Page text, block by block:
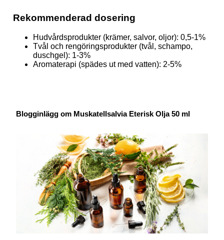
Rekommenderad dosering
Hudvårdsprodukter (krämer, salvor, oljor): 0,5-1%
Tvål och rengöringsprodukter (tvål, schampo,
duschgel): 1-3%
Aromaterapi (spädes ut med vatten): 2-5%
Blogginlägg om Muskatellsalvia Eterisk Olja 50 ml